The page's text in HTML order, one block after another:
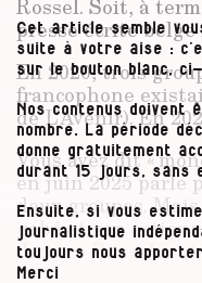
Rossel. Soit, à
presse écrite belge
En 2020, trois
francophone
de L’Avenir). En
Vous avez dit «
en juin 2025 parle
deux groupes.
gobé et son
dans ce Rossel
Cet article semble
suite à votre aise :
sur le bouton blanc,
Nos contenus doivent
nombre. La période
donne gratuitement
durant 15 jours, sans
Ensuite, si vous
journalistique
toujours nous
Merci